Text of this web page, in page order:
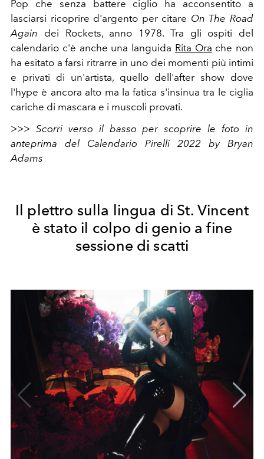
Pop che senza battere ciglio ha acconsentito a
lasciarsi ricoprire d'argento per citare On The Road
Again dei Rockets, anno 1978. Tra gli ospiti del
calendario c'è anche una languida Rita Ora che non
ha esitato a farsi ritrarre in uno dei momenti più intimi
e privati di un'artista, quello dell'after show dove
l'hype è ancora alto ma la fatica s'insinua tra le ciglia
cariche di mascara e i muscoli provati.
>>> Scorri verso il basso per scoprire le foto in
anteprima del Calendario Pirelli 2022 by Bryan
Adams
Il plettro sulla lingua di St. Vincent
è stato il colpo di genio a fine
sessione di scatti